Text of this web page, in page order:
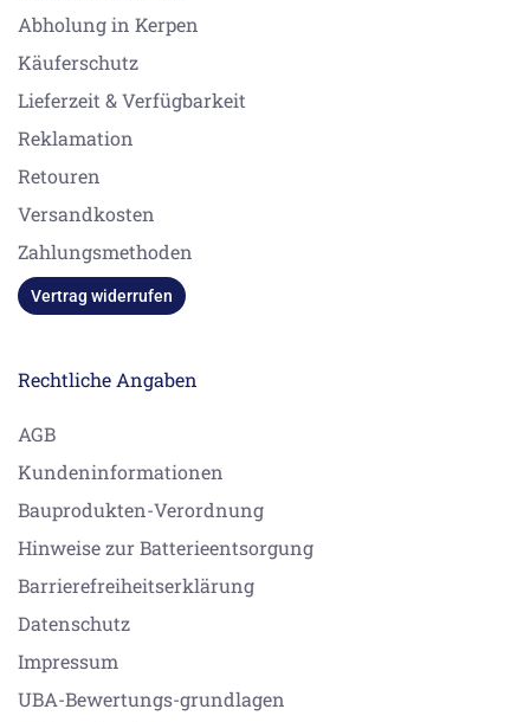
Abholung in Kerpen
Käuferschutz
Lieferzeit & Verfügbarkeit
Reklamation
Retouren
Versandkosten
Zahlungsmethoden
Vertrag widerrufen
Rechtliche Angaben
AGB
Kundeninformationen
Bauprodukten-Verordnung
Hinweise zur Batterieentsorgung
Barrierefreiheitserklärung
Datenschutz
Impressum
UBA-Bewertungs-grundlagen